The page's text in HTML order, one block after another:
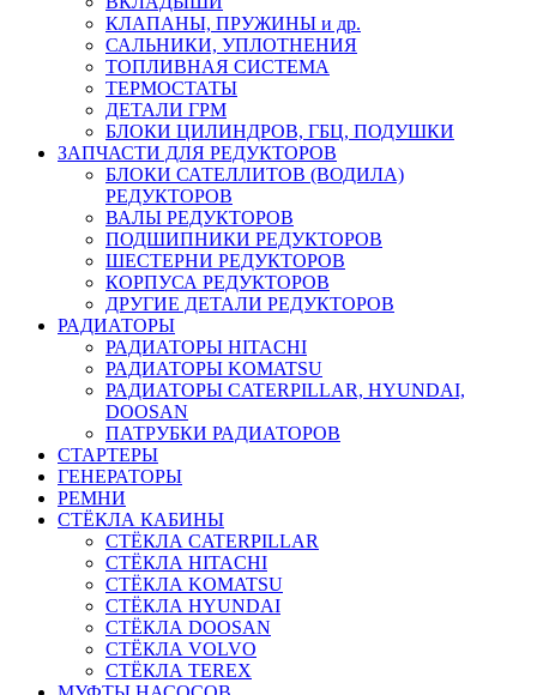
КЛАПАНЫ, ПРУЖИНЫ и др.
САЛЬНИКИ, УПЛОТНЕНИЯ
ТОПЛИВНАЯ СИСТЕМА
ТЕРМОСТАТЫ
ДЕТАЛИ ГРМ
БЛОКИ ЦИЛИНДРОВ, ГБЦ, ПОДУШКИ
ЗАПЧАСТИ ДЛЯ РЕДУКТОРОВ
БЛОКИ САТЕЛЛИТОВ (ВОДИЛА)
РЕДУКТОРОВ
ВАЛЫ РЕДУКТОРОВ
ПОДШИПНИКИ РЕДУКТОРОВ
ШЕСТЕРНИ РЕДУКТОРОВ
КОРПУСА РЕДУКТОРОВ
ДРУГИЕ ДЕТАЛИ РЕДУКТОРОВ
РАДИАТОРЫ
РАДИАТОРЫ HITACHI
РАДИАТОРЫ KOMATSU
РАДИАТОРЫ CATERPILLAR, HYUNDAI,
DOOSAN
ПАТРУБКИ РАДИАТОРОВ
СТАРТЕРЫ
ГЕНЕРАТОРЫ
РЕМНИ
СТЁКЛА КАБИНЫ
СТЁКЛА CATERPILLAR
СТЁКЛА HITACHI
СТЁКЛА KOMATSU
СТЁКЛА HYUNDAI
СТЁКЛА DOOSAN
СТЁКЛА VOLVO
СТЁКЛА TEREX